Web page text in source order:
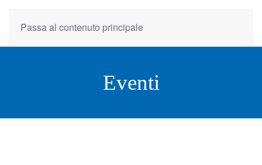
Passa al contenuto principale
Eventi